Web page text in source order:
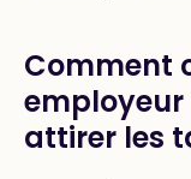
Comment
attirer les